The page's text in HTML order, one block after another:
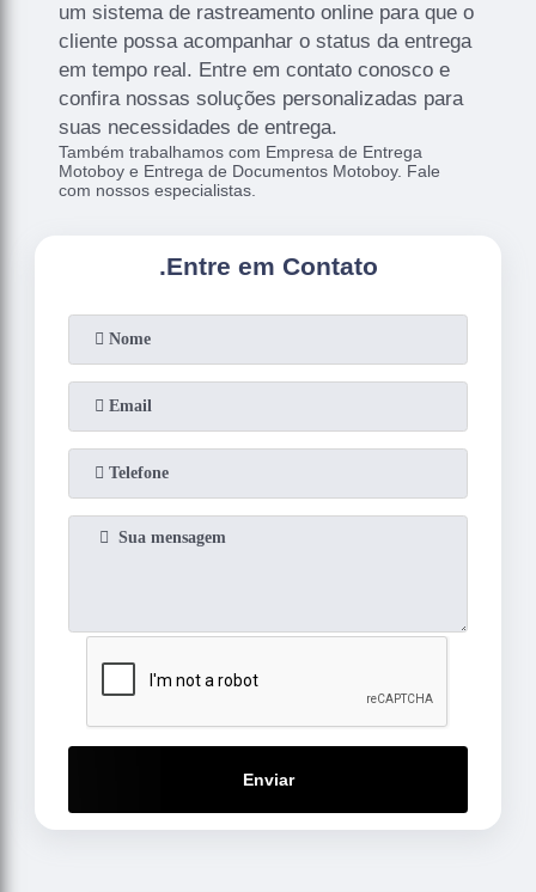
um sistema de rastreamento online para que o
cliente possa acompanhar o status da entrega
em tempo real. Entre em contato conosco e
confira nossas soluções personalizadas para
suas necessidades de entrega.
Também trabalhamos com Empresa de Entrega
Motoboy e Entrega de Documentos Motoboy. Fale
com nossos especialistas.
.Entre em Contato
Enviar